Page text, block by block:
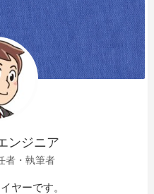
ンジニア
者・執筆者
ヤーです。